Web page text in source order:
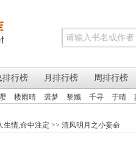
排行榜 月排行榜 周排行榜
楼雨晴 裘梦 黎孅 千寻 于晴
生情,命中注定 >> 清风明月之小妾命